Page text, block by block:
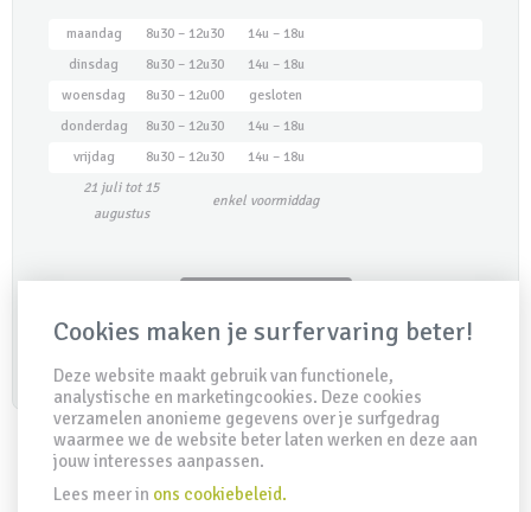
maandag 8u30 – 12u30
14u – 18u
dinsdag
8u30 – 12u30
14u – 18u
woensdag
8u30 – 12u00
gesloten
donderdag
8u30 – 12u30
14u – 18u
vrijdag
8u30 – 12u30
14u – 18u
21 juli tot 15
augustus
enkel voormiddag
IDD Richtlijn Disclaimer Privacy clausule
Cookies maken je surfervaring beter!
Deze website maakt gebruik van functionele,
analystische en marketingcookies. Deze cookies
verzamelen anonieme gegevens over je surfgedrag
waarmee we de website beter laten werken en deze aan
jouw interesses aanpassen.
Lees meer in ons cookiebeleid.